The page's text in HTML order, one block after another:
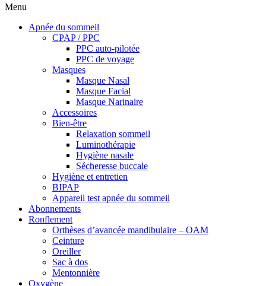
Menu
Apnée du sommeil
CPAP / PPC
PPC auto-pilotée
PPC de voyage
Masques
Masque Nasal
Masque Facial
Masque Narinaire
Accessoires
Bien-être
Relaxation sommeil
Luminothérapie
Hygiène nasale
Sécheresse buccale
Hygiène et entretien
BIPAP
Appareil test apnée du sommeil
Abonnements
Ronflement
Orthèses d’avancée mandibulaire – OAM
Ceinture
Oreiller
Sac à dos
Mentonnière
Oxygène